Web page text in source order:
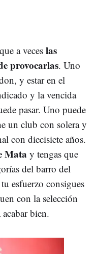
a veces las
provocarlas. Uno
y estar en el
y la vencida
pasar. Uno puede
un club con solera y
con diecisiete años.
Mata y tengas que
del barro del
esfuerzo consigues
con la selección
bien.